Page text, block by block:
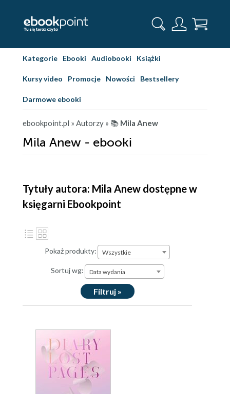
Kategorie Ebooki Audiobooki Książki
Kursy video Promocje Nowości Bestsellery
Darmowe ebooki
ebookpoint.pl » Autorzy » 📚 Mila Anew
Mila Anew - ebooki
Tytuły autora: Mila Anew dostępne w
księgarni Ebookpoint
Pokaż produkty: Wszystkie
Sortuj wg: Data wydania
Filtruj »